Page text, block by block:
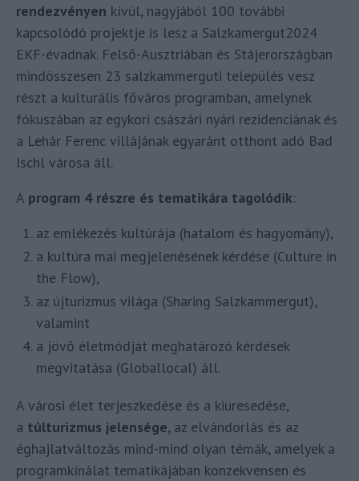
rendezvényen kívül, nagyjából 100 további
kapcsolódó projektje is lesz a Salzkamergut2024
EKF-évadnak. Felső-Ausztriában és Stájerországban
mindösszesen 23 salzkammerguti település vesz
részt a kulturális főváros programban, amelynek
fókuszában az egykori császári nyári rezidenciának és
a Lehár Ferenc villájának egyaránt otthont adó Bad
Ischl városa áll.
A program 4 részre és tematikára tagolódik:
az emlékezés kultúrája (hatalom és hagyomány),
a kultúra mai megjelenésének kérdése (Culture in
the Flow),
az újturizmus világa (Sharing Salzkammergut),
valamint
a jövő életmódját meghatározó kérdések
megvitatása (Globallocal) áll.
A városi élet terjeszkedése és a kiüresedése,
a túlturizmus jelensége, az elvándorlás és az
éghajlatváltozás mind-mind olyan témák, amelyek a
programkínálat tematikájában konzekvensen és